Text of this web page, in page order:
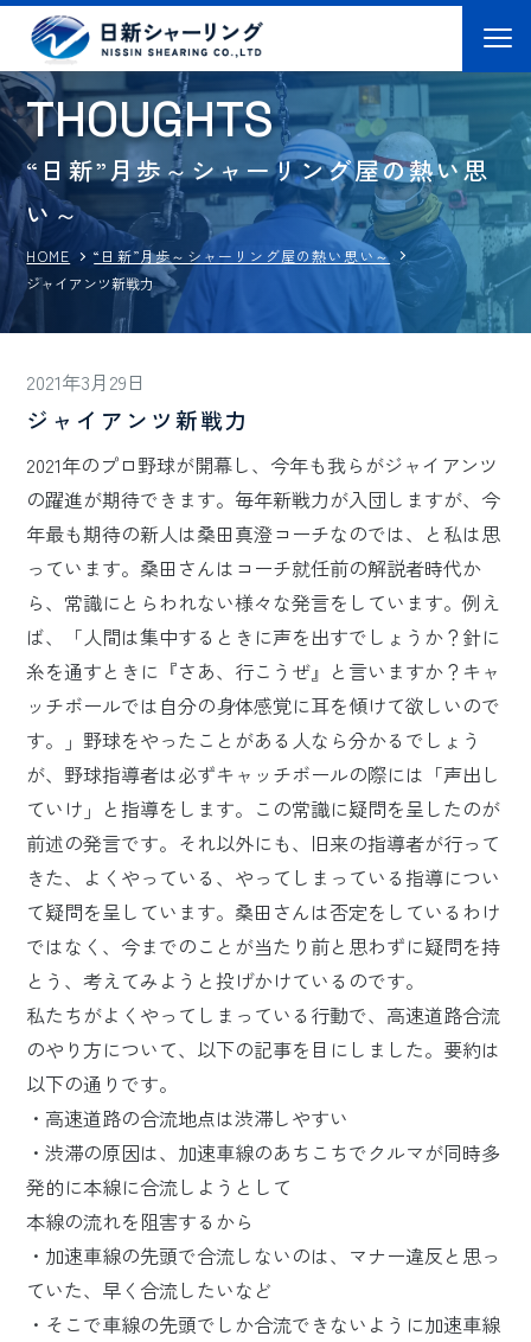
THOUGHTS
“日新”月歩～シャーリング屋の熱い思
い～
HOME
“日新”月歩～シャーリング屋の熱い思い～
ジャイアンツ新戦力
2021年3月29日
ジャイアンツ新戦力
2021年のプロ野球が開幕し、今年も我らがジャイアンツ
の躍進が期待できます。毎年新戦力が入団しますが、今
年最も期待の新人は桑田真澄コーチなのでは、と私は思
っています。桑田さんはコーチ就任前の解説者時代か
ら、常識にとらわれない様々な発言をしています。例え
ば、「人間は集中するときに声を出すでしょうか？針に
糸を通すときに『さあ、行こうぜ』と言いますか？キャ
ッチボールでは自分の身体感覚に耳を傾けて欲しいので
す。」野球をやったことがある人なら分かるでしょう
が、野球指導者は必ずキャッチボールの際には「声出し
ていけ」と指導をします。この常識に疑問を呈したのが
前述の発言です。それ以外にも、旧来の指導者が行って
きた、よくやっている、やってしまっている指導につい
て疑問を呈しています。桑田さんは否定をしているわけ
ではなく、今までのことが当たり前と思わずに疑問を持
とう、考えてみようと投げかけているのです。
私たちがよくやってしまっている行動で、高速道路合流
のやり方について、以下の記事を目にしました。要約は
以下の通りです。
・高速道路の合流地点は渋滞しやすい
・渋滞の原因は、加速車線のあちこちでクルマが同時多
発的に本線に合流しようとして
本線の流れを阻害するから
・加速車線の先頭で合流しないのは、マナー違反と思っ
ていた、早く合流したいなど
・そこで車線の先頭でしか合流できないように加速車線